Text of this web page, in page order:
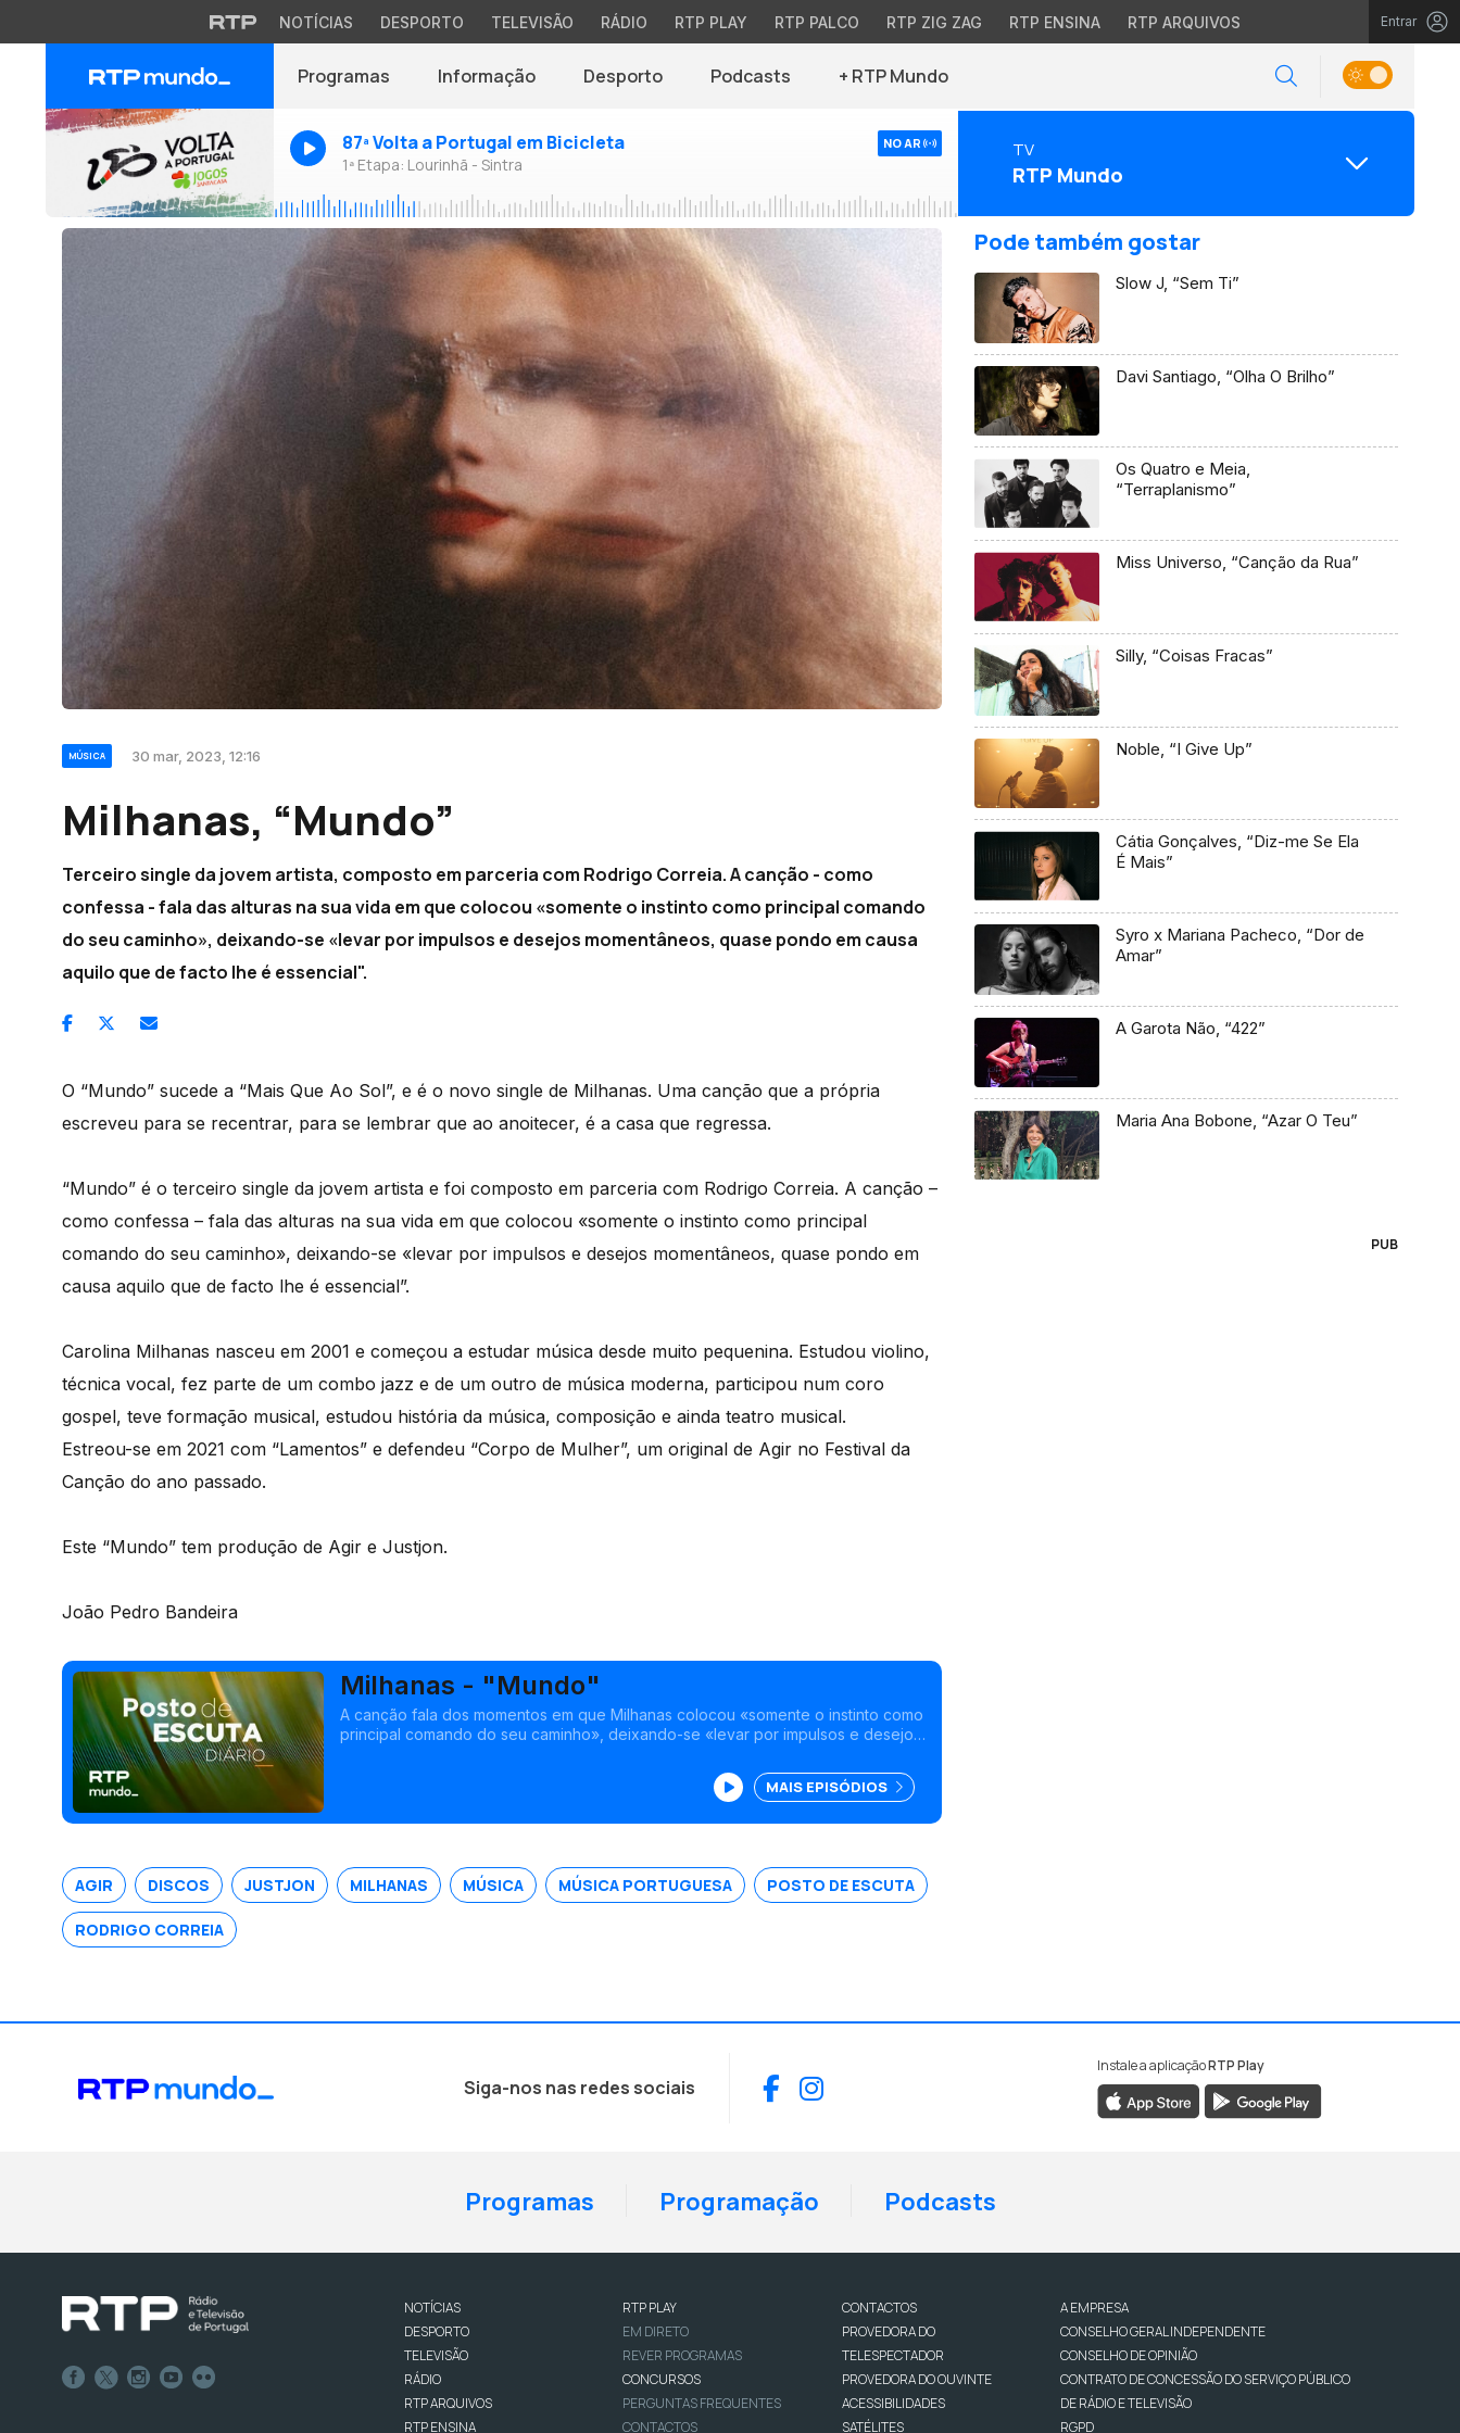
NOTÍCIAS DESPORTO TELEVISÃO RÁDIO RTP PLAY RTP PALCO RTP ZIG ZAG RTP ENSINA RTP ARQUIVOS Entrar
Programas Informação Desporto Podcasts + RTP Mundo
87ª Volta a Portugal em Bicicleta
1ª Etapa: Lourinhã - Sintra
NO AR TV
RTP Mundo
MÚSICA 30 mar, 2023, 12:16
Milhanas, “Mundo”
Terceiro single da jovem artista, composto em parceria com Rodrigo Correia. A canção - como
confessa - fala das alturas na sua vida em que colocou «somente o instinto como principal comando
do seu caminho», deixando-se «levar por impulsos e desejos momentâneos, quase pondo em causa
aquilo que de facto lhe é essencial".
O “Mundo” sucede a “Mais Que Ao Sol”, e é o novo single de Milhanas. Uma canção que a própria
escreveu para se recentrar, para se lembrar que ao anoitecer, é a casa que regressa.
“Mundo” é o terceiro single da jovem artista e foi composto em parceria com Rodrigo Correia. A canção –
como confessa – fala das alturas na sua vida em que colocou «somente o instinto como principal
comando do seu caminho», deixando-se «levar por impulsos e desejos momentâneos, quase pondo em
causa aquilo que de facto lhe é essencial”.
Carolina Milhanas nasceu em 2001 e começou a estudar música desde muito pequenina. Estudou violino,
técnica vocal, fez parte de um combo jazz e de um outro de música moderna, participou num coro
gospel, teve formação musical, estudou história da música, composição e ainda teatro musical.
Estreou-se em 2021 com “Lamentos” e defendeu “Corpo de Mulher”, um original de Agir no Festival da
Canção do ano passado.
Este “Mundo” tem produção de Agir e Justjon.
João Pedro Bandeira
Milhanas - "Mundo"
A canção fala dos momentos em que Milhanas colocou «somente o instinto como
principal comando do seu caminho», deixando-se «levar por impulsos e desejos
MAIS EPISÓDIOS
AGIR DISCOS JUSTJON MILHANAS MÚSICA MÚSICA PORTUGUESA POSTO DE ESCUTA
RODRIGO CORREIA
Pode também gostar
Slow J, “Sem Ti”
Davi Santiago, “Olha O Brilho”
Os Quatro e Meia,
“Terraplanismo”
Miss Universo, “Canção da Rua”
Silly, “Coisas Fracas”
Noble, “I Give Up”
Cátia Gonçalves, “Diz-me Se Ela
É Mais”
Syro x Mariana Pacheco, “Dor de
Amar”
A Garota Não, “422”
Maria Ana Bobone, “Azar O Teu”
PUB
Siga-nos nas redes sociais Facebook
Instagram
Instale a aplicaçãoRTP Play
Programas Programação Podcasts
NOTÍCIAS
DESPORTO
TELEVISÃO
RÁDIO
RTP ARQUIVOS
RTP ENSINA
RTP PLAY
EM DIRETO
REVER PROGRAMAS
CONCURSOS
PERGUNTAS FREQUENTES
CONTACTOS
CONTACTOS
PROVEDORA DO
TELESPECTADOR
PROVEDORA DO OUVINTE
ACESSIBILIDADES
SATÉLITES
A EMPRESA
CONSELHO GERAL INDEPENDENTE
CONSELHO DE OPINIÃO
CONTRATO DE CONCESSÃO DO SERVIÇO PÚBLICO
DE RÁDIO E TELEVISÃO
RGPD